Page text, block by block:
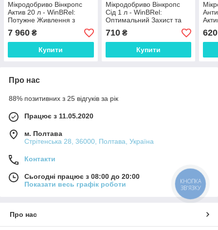
Мікродобриво Вінкропс
Актив 20 л - WinBRel:
Потужне Живлення з
Калієм для Всіх Культур
7 960 ₴
Купити
Мікродобриво Вінкропс
Сід 1 л - WinBRel:
Оптимальний Захист та
Живлення для Посівного
Матеріалу
710₴
Купити
620
Про нас
88% позитивних з 25 відгуків за рік
Працює з 11.05.2020
м. Полтава
Стрітенська 28, 36000, Полтава, Україна
Контакти
Сьогодні працює з 08:00 до 20:00
Показати весь графік роботи
Про нас
КНОПКА
ЗВ'ЯЗКУ